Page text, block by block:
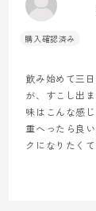
飲み始めて三
が、すこし出
味はこんな感
重へったら良
クになりたく